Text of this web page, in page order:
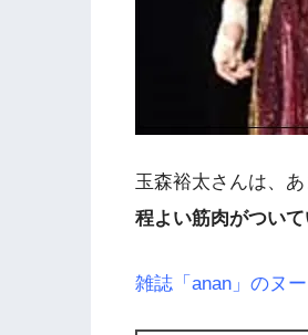
玉森裕太さんは、
程よい筋肉がついて
雑誌「anan」のヌ